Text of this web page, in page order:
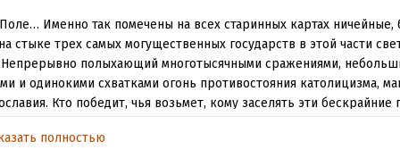
Именно так помечены на всех старинных картах
стыке трех самых могущественных государств в этой части
Непрерывно полыхающий многотысячными сражениями,
и одинокими схватками огонь противостояния католицизма,
Кто победит, чья возьмет, кому заселять эти бескрайние
справочную литературу, чтобы узнать, чем все закончилось.
полностью